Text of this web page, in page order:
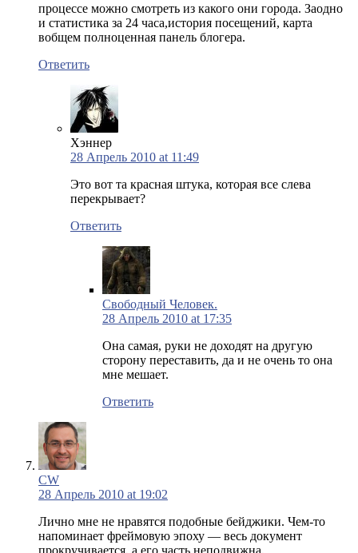
процессе можно смотреть из какого они города. Заодно
и статистика за 24 часа,история посещений, карта
вобщем полноценная панель блогера.
Ответить
Хэннер
28 Апрель 2010 at 11:49
Это вот та красная штука, которая все слева
перекрывает?
Ответить
Свободный Человек.
28 Апрель 2010 at 17:35
Она самая, руки не доходят на другую
сторону переставить, да и не очень то она
мне мешает.
Ответить
CW
28 Апрель 2010 at 19:02
Лично мне не нравятся подобные бейджики. Чем-то
напоминает фреймовую эпоху — весь документ